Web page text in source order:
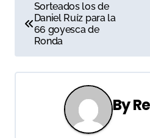
a
v
e
Sorteados los de
Daniel Ruíz para la
66 goyesca de
Ronda
By